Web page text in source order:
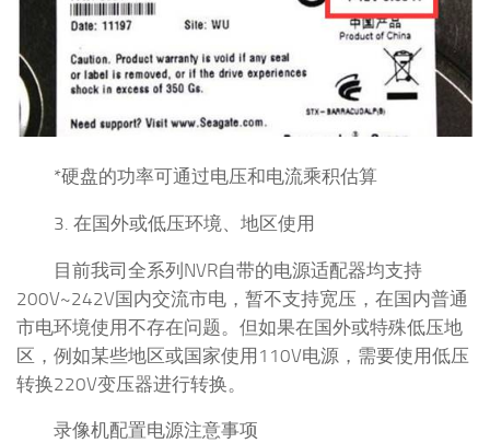
*硬盘的功率可通过电压和电流乘积估算
3. 在国外或低压环境、地区使用
目前我司全系列NVR自带的电源适配器均支持
200V~242V国内交流市电，暂不支持宽压，在国内普通
市电环境使用不存在问题。但如果在国外或特殊低压地
区，例如某些地区或国家使用110V电源，需要使用低压
转换220V变压器进行转换。
录像机配置电源注意事项